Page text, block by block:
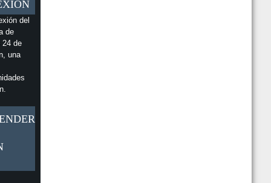
del
de
24 de
una